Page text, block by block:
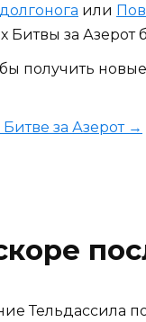
или
Битвы за
получить
за Азерот →
Тельдассила